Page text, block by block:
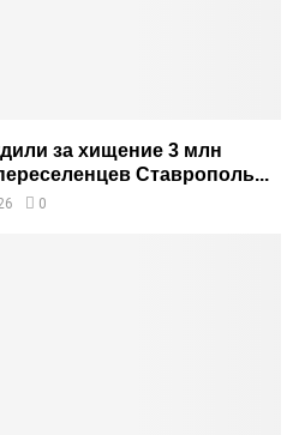
за хищение 3 млн
Ставрополь...
0